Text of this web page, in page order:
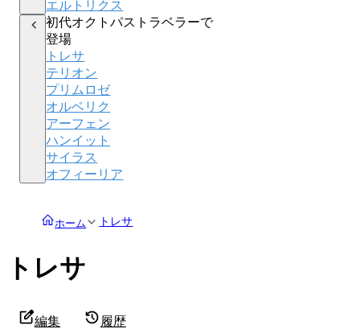
エルトリクス
初代オクトパストラベラーで
登場
トレサ
テリオン
プリムロゼ
オルベリク
アーフェン
ハンイット
サイラス
オフィーリア
ホーム トレサ
トレサ
編集
履歴